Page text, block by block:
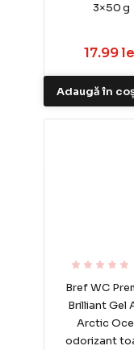
3×50 g
17.99
Adaugă în
Bref WC
Brilliant Gel
Arctic
odorizant